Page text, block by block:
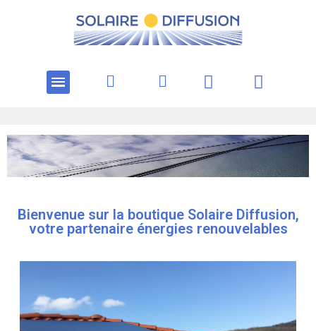
Bienvenue sur la boutique Solaire Diffusion,
votre partenaire énergies renouvelables